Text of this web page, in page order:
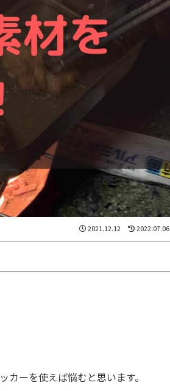
2021.12.12 2022.07.06
ーを使えば悩むと思います。